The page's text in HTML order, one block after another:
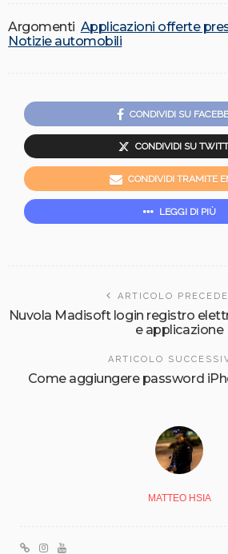
Argomenti Applicazioni offerte
Notizie automobili
CONDIVIDI SU
CONDIVIDI SU
CONDIVIDI TRAMITE
LEGGI DI PIÙ
ARTICOLO
Nuvola Madisoft login registro
e applicazione
ARTICOLO
Come aggiungere password
MATTEO HSIA